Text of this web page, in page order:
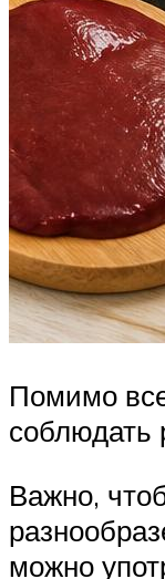
Помимо
соблюдать
Важно,
можно